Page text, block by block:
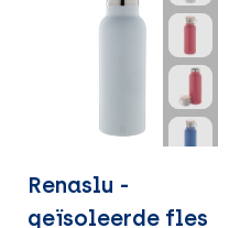
Renaslu -
geïsoleerde fles